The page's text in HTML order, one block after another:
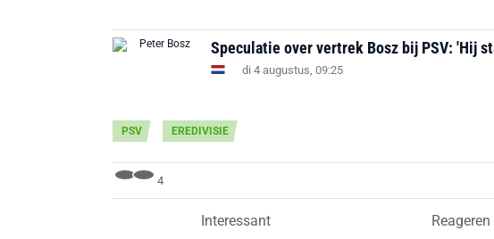
Speculatie over vertrek Bosz bij PSV: 'Hij
di 4 augustus, 09:25
PSV EREDIVISIE
4
Interessant Reageren